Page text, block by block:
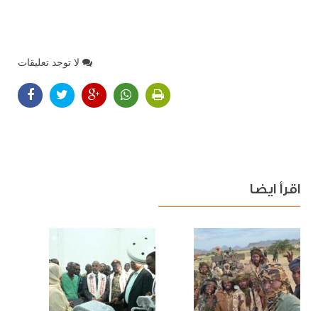
لا توجد تعليقات
اقرأ ايضا